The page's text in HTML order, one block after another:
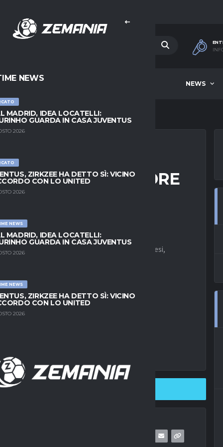
NEWS
NEWS
MADRID, IDEA LOCATELLI:
GUARDA IN CASA JUVENTUS
2026
ZIRKZEE HA DETTO SÌ: VICINO
CON LO UNITED
2026
NEWS
MADRID, IDEA LOCATELLI:
GUARDA IN CASA JUVENTUS
2026
NEWS
ZIRKZEE HA DETTO SÌ: VICINO
CON LO UNITED
2026
IL GIOCATORE
IL PUNTO
non avrebbe mai perso di vista Marcos Senesi,
nei radar azzurri.
nella squadra di Spalletti.